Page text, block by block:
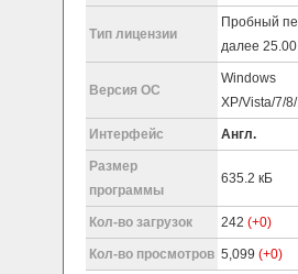
Тип лицензии
Пробный
далее
Версия ОС
Windows
XP/Vista/7/
Интерфейс Англ.
Размер
программы
635.2 кБ
Кол-во загрузок 242 (+0)
Кол-во просмотров 5,099 (+0)